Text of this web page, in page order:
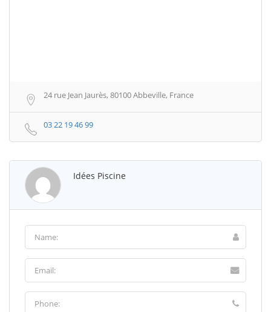
24 rue Jean Jaurès, 80100 Abbeville, France
03 22 19 46 99
Idées Piscine